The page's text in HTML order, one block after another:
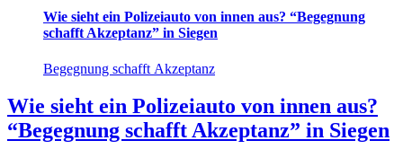
Wie sieht ein Polizeiauto von innen aus? “Begegnung
schafft Akzeptanz” in Siegen
Begegnung schafft Akzeptanz
Wie sieht ein Polizeiauto von innen aus?
“Begegnung schafft Akzeptanz” in Siegen